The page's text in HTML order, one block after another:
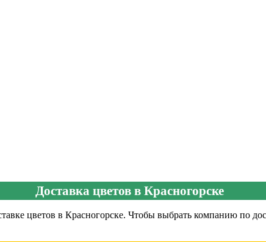
Доставка цветов в Красногорске
цветов в Красногорске. Чтобы выбрать компанию по